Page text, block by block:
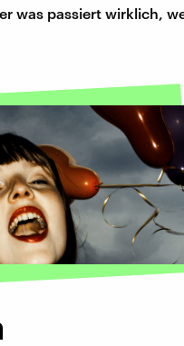
was passiert wirklich,